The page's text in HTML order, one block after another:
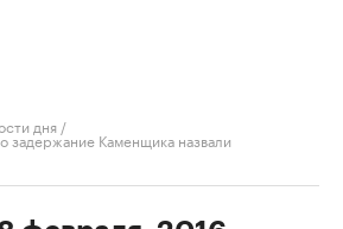
дня /
задержание Каменщика назвали